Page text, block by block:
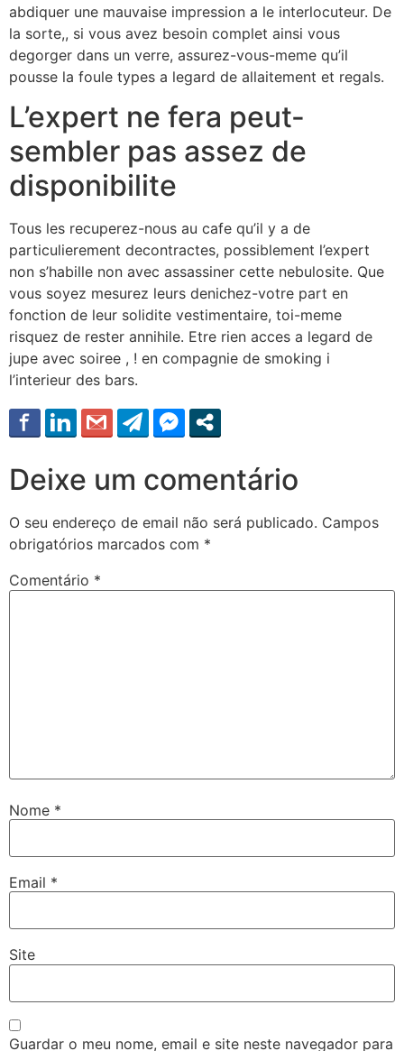
abdiquer une mauvaise impression a le interlocuteur. De
la sorte,, si vous avez besoin complet ainsi vous
degorger dans un verre, assurez-vous-meme qu’il
pousse la foule types a legard de allaitement et regals.
L’expert ne fera peut-
sembler pas assez de
disponibilite
Tous les recuperez-nous au cafe qu’il y a de
particulierement decontractes, possiblement l’expert
non s’habille non avec assassiner cette nebulosite. Que
vous soyez mesurez leurs denichez-votre part en
fonction de leur solidite vestimentaire, toi-meme
risquez de rester annihile. Etre rien acces a legard de
jupe avec soiree , ! en compagnie de smoking i
l’interieur des bars.
Deixe um comentário
O seu endereço de email não será publicado. Campos
obrigatórios marcados com *
Comentário *
Nome *
Email *
Site
Guardar o meu nome, email e site neste navegador para